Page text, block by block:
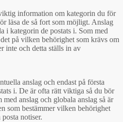
information om kategorin du för
läsa de så fort som möjligt. Anslag
i kategorin de postats i. Som med
på vilken behörighet som krävs om
inte och detta ställs in av
anslag och endast på första
i. De är ofta rätt viktiga så du bör
med anslag och globala anslag så är
som bestämmer vilken behörighet
notiser.